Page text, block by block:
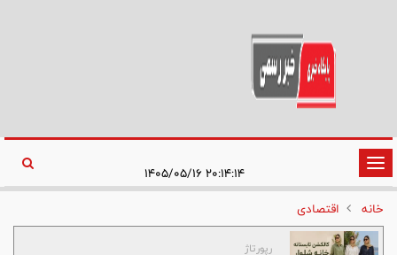
تغییر
وضعیت
ناوبری
خانه
اقتصادی
رپورتاژ